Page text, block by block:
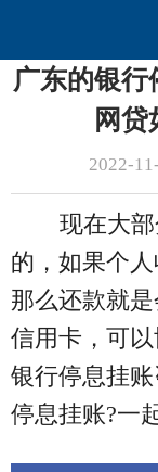
广东的银行
网贷
2022-
现在大
的，如果个
那么还款就
信用卡，可
银行停息挂
停息挂账?一